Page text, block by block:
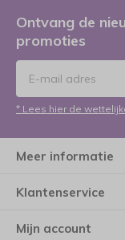
Ontvang de
promoties
* Lees hier de
Meer informatie
Klantenservice
Mijn account